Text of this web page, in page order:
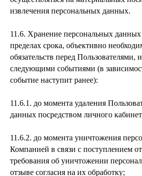
извлечения персональных данных.
11.6. Хранение персональных данных
пределах срока, объективно
обязательств перед Пользователями,
следующими событиями (в
событие наступит ранее):
11.6.1. до момента удаления
данных посредством личного
11.6.2. до момента уничтожения
Компанией в связи с поступлением
требования об уничтожении
отзыве согласия на их обработку;